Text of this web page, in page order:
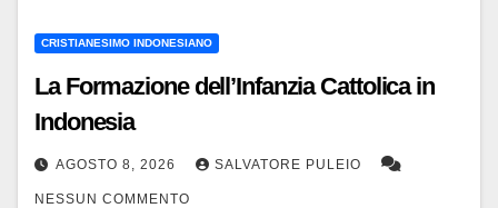
CRISTIANESIMO INDONESIANO
La Formazione dell’Infanzia Cattolica in
Indonesia
AGOSTO 8, 2026 SALVATORE PULEIO
NESSUN COMMENTO